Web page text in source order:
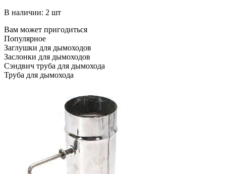
В наличии: 2 шт
Вам может пригодиться
Популярное
Заглушки для дымоходов
Заслонки для дымоходов
Сэндвич труба для дымохода
Труба для дымохода